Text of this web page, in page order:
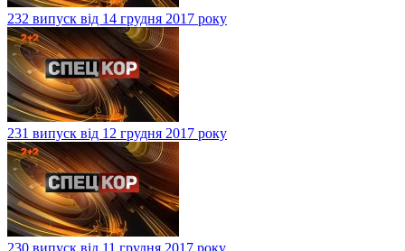
232 випуск від 14 грудня 2017 року
231 випуск від 12 грудня 2017 року
230 випуск від 11 грудня 2017 року